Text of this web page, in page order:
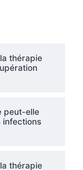
thérapie
peut-elle
infections
thérapie